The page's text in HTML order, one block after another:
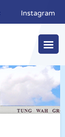
Instagram